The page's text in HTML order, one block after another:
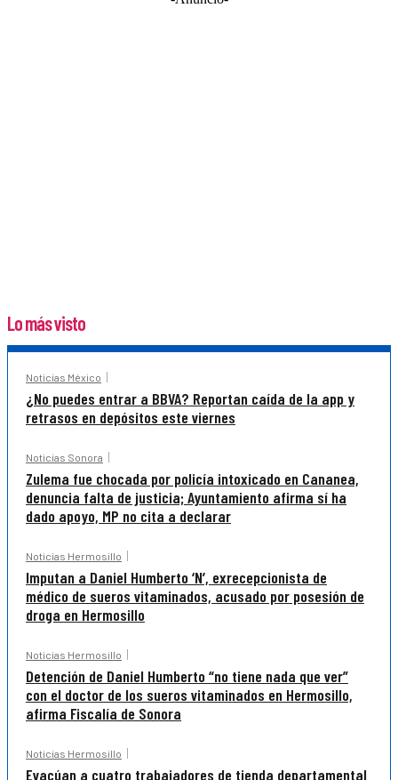
Lo más visto
Noticias México
¿No puedes entrar a BBVA? Reportan caída de la app y
retrasos en depósitos este viernes
Noticias Sonora
Zulema fue chocada por policía intoxicado en Cananea,
denuncia falta de justicia; Ayuntamiento afirma sí ha
dado apoyo, MP no cita a declarar
Noticias Hermosillo
Imputan a Daniel Humberto ‘N’, exrecepcionista de
médico de sueros vitaminados, acusado por posesión de
droga en Hermosillo
Noticias Hermosillo
Detención de Daniel Humberto “no tiene nada que ver”
con el doctor de los sueros vitaminados en Hermosillo,
afirma Fiscalía de Sonora
Noticias Hermosillo
Evacúan a cuatro trabajadores de tienda departamental